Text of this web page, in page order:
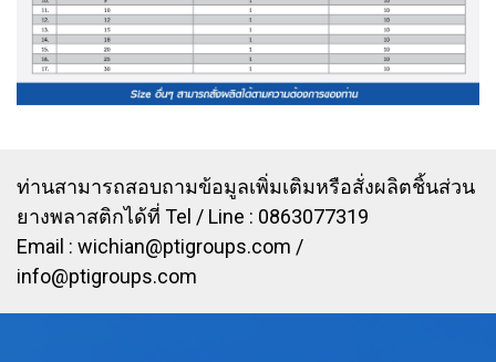
ท่านสามารถสอบถามข้อมูลเพิ่มเติมหรือสั่งผลิตชิ้นส่วน
ยางพลาสติกได้ที่ Tel / Line : 0863077319
Email : wichian@ptigroups.com /
info@ptigroups.com